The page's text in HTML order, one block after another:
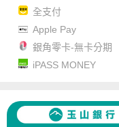
全支付
Apple Pay
銀角零卡-無卡分期
iPASS MONEY